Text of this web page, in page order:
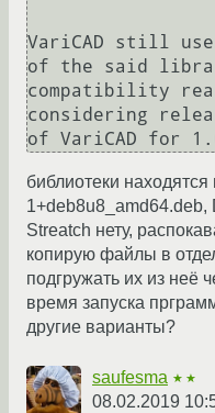
VariCAD still
of the said
compatibility
considering
библиотеки
Streatch нету,
копирую файлы в
подгружать их из неё
время запуска
другие варианты?
saufesma ★★
08.02.2019